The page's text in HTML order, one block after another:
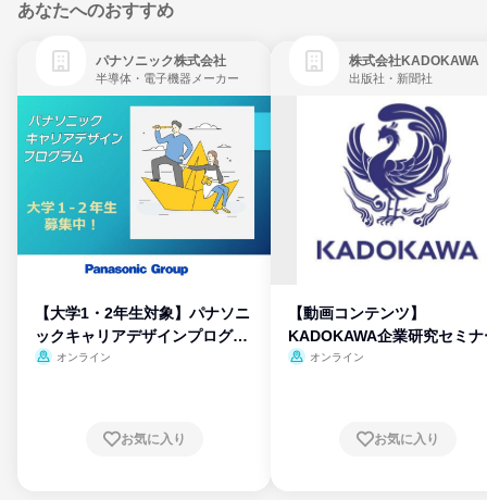
あなたへのおすすめ
パナソニック株式会社
半導体・電子機器メーカー
【大学1・2年生対象】パナソニ
ックキャリアデザインプログラ
ム
オンライン
お気に入り
株式会社KADOKAWA
出版社・新聞社
【動画コンテンツ】
KADOKAWA企業研究セミナ
オンライン
お気に入り